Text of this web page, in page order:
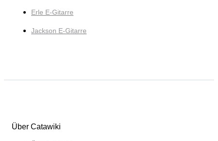
Erle E-Gitarre
Jackson E-Gitarre
Über Catawiki